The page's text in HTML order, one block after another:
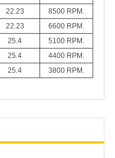
22.23
8500 RPM.
22.23
6600 RPM.
25.4
5100 RPM.
25.4
4400 RPM.
25.4 3800 RPM.